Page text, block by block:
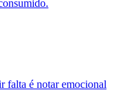
falta é notar emocional